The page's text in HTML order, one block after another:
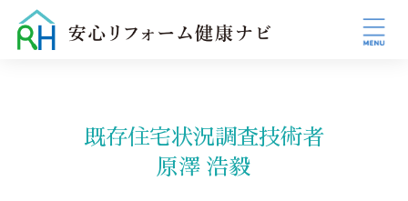
既存住宅状況調査技術者
原澤 浩毅